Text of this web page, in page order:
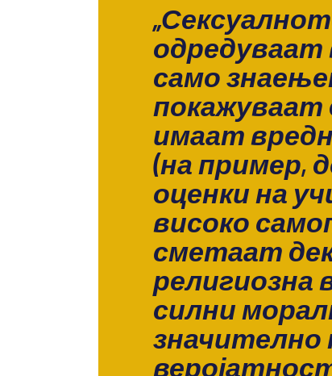
одредуваат
само
покажуваат
имаат
(на пример,
оценки на
високо
сметаат
религиозна
силни
значително